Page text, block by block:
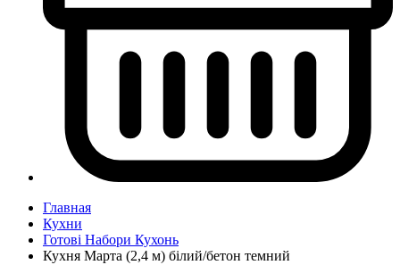
Главная
Кухни
Готові Набори Кухонь
Кухня Марта (2,4 м) білий/бетон темний